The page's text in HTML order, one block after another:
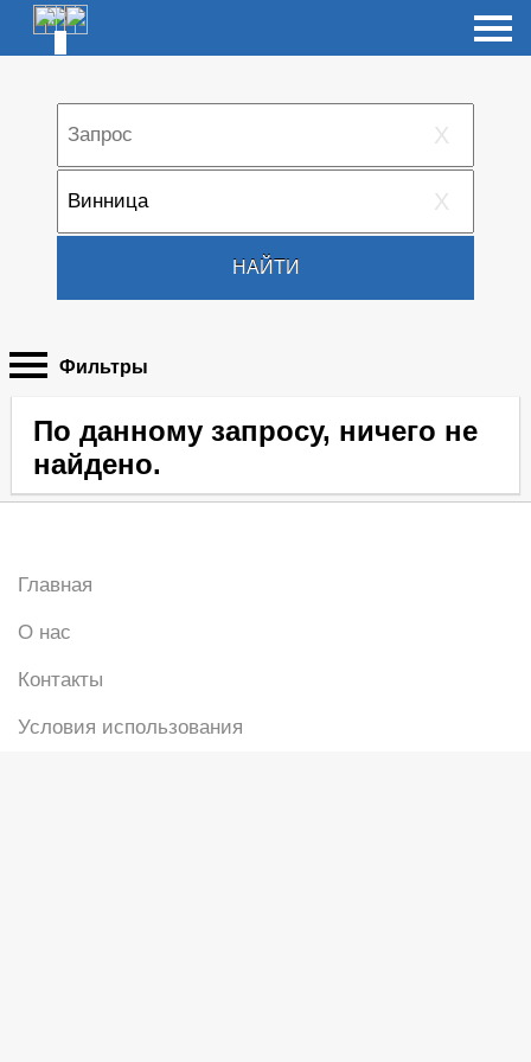
X
X
НАЙТИ
Фильтры
По данному запросу, ничего не
найдено.
Главная
О нас
Контакты
Условия использования